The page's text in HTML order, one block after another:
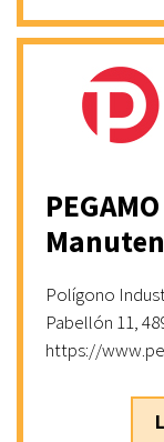
Polígono
Pabellón 11,
https://